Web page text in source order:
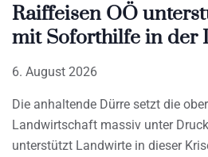
Raiffeisen OÖ
mit Soforthilfe in der
6. August 2026
Die anhaltende Dürre setzt die
Landwirtschaft massiv unter
unterstützt Landwirte in dieser